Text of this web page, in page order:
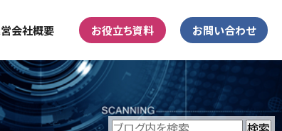
会社概要 お役立ち資料 お問い合わせ